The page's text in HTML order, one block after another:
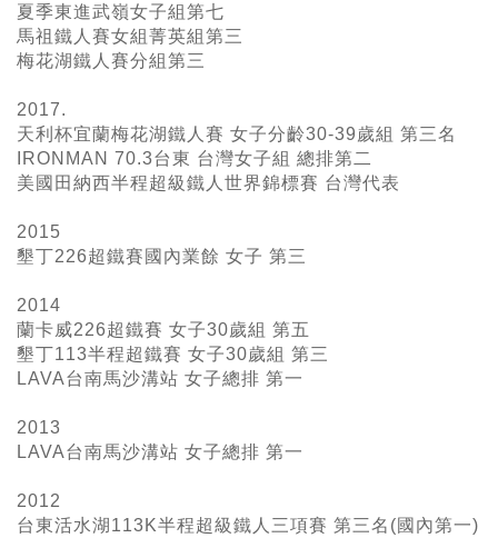
夏季東進武嶺女子組第七
馬祖鐵人賽女組菁英組第三
梅花湖鐵人賽分組第三
2017.
天利杯宜蘭梅花湖鐵人賽 女子分齡30-39歲組 第三名
IRONMAN 70.3台東 台灣女子組 總排第二
美國田納西半程超級鐵人世界錦標賽 台灣代表
2015
墾丁226超鐵賽國內業餘 女子 第三
2014
蘭卡威226超鐵賽 女子30歲組 第五
墾丁113半程超鐵賽 女子30歲組 第三
LAVA台南馬沙溝站 女子總排 第一
2013
LAVA台南馬沙溝站 女子總排 第一
2012
台東活水湖113K半程超級鐵人三項賽 第三名(國內第一)